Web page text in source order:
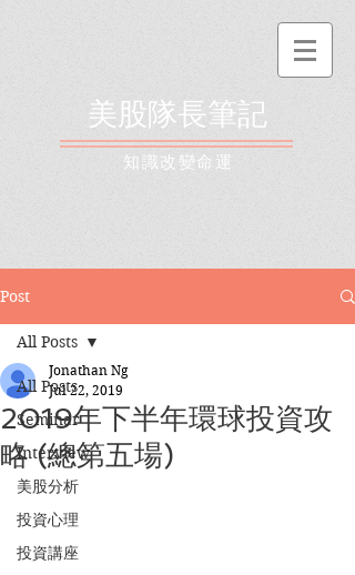
美股隊長筆記
​知識改變命運
Post
All Posts
Seminar
Interview
美股分析
投資心理
投資講座
All Posts
2019年下半年環球投資攻
略 (總第五場)
Jonathan Ng
Jul 22, 2019